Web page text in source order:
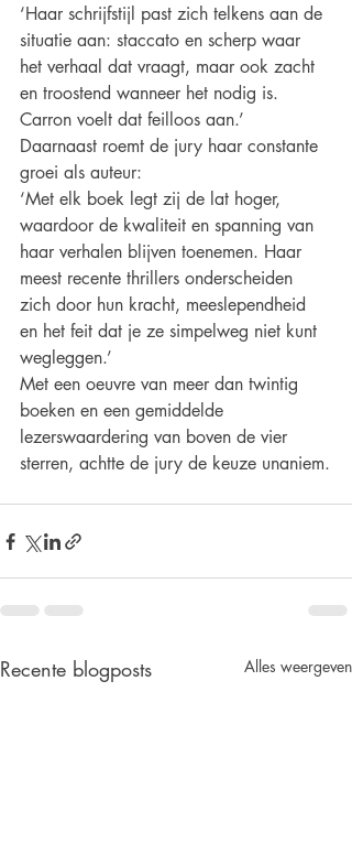
‘Haar schrijfstijl past zich telkens aan de
situatie aan: staccato en scherp waar
het verhaal dat vraagt, maar ook zacht
en troostend wanneer het nodig is.
Carron voelt dat feilloos aan.’
Daarnaast roemt de jury haar constante
groei als auteur:
‘Met elk boek legt zij de lat hoger,
waardoor de kwaliteit en spanning van
haar verhalen blijven toenemen. Haar
meest recente thrillers onderscheiden
zich door hun kracht, meeslependheid
en het feit dat je ze simpelweg niet kunt
wegleggen.’
Met een oeuvre van meer dan twintig
boeken en een gemiddelde
lezerswaardering van boven de vier
sterren, achtte de jury de keuze unaniem.
Recente blogposts Alles weergeven